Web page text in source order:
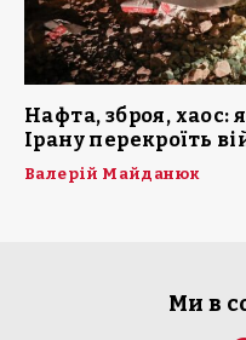
Нафта, зброя, хаос:
Ірану перекроїть
Валерій Майданюк
Ми в